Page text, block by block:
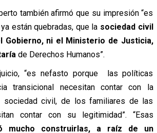
también afirmó que su impresión “es
están quebradas, que la sociedad civil
Gobierno, ni el Ministerio de Justicia,
de Derechos Humanos”.
“es nefasto porque las políticas
transicional necesitan contar con la
sociedad civil, de los familiares de las
contar con su legitimidad”. “Esas
mucho construirlas, a raíz de un